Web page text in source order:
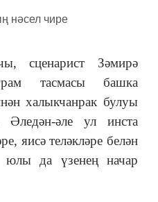
сценарист Зәмирә
тасмасы башка
халыкчанрак булуы
әле ул инста
яисә теләкләре белән
да үзенең начар